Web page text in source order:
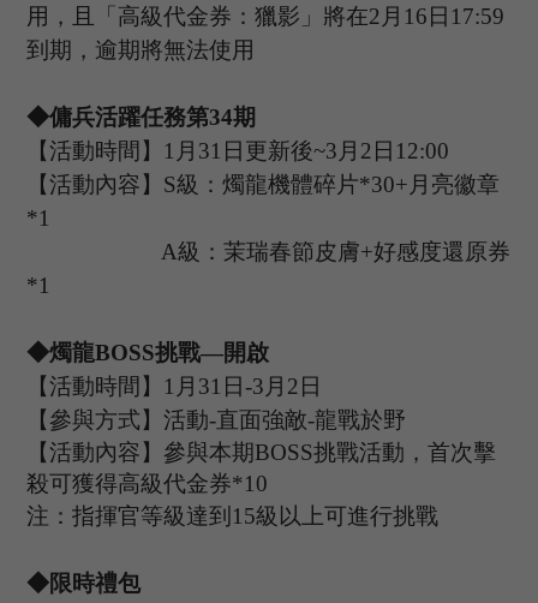
用，且「高級代金券：獵影」將在2月 16 日 17:59
到期，逾期將無法使用
◆傭兵活躍任務第34期
【活動時間】 1 月 31 日更新後~3月 2 日 12:00
【活動內容】 S級：燭龍機體碎片*30+月亮徽章
*1
A級：茉瑞春節皮膚+好感度還原券
*1
◆燭龍BOSS挑戰—開啟
【活動時間】 1 月 31 日-3月 2 日
【參與方式】活動-直面強敵-龍戰於野
【活動內容】參與本期BOSS挑戰活動，首次擊
殺可獲得高級代金券*10
注：指揮官等級達到 15級以上可進行挑戰
◆限時禮包